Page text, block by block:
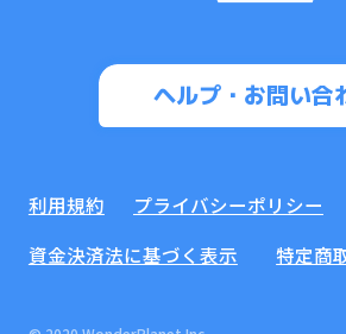
ヘルプ・お問い合
利用規約 プライバシーポリシー
資金決済法に基づく表示
特定商